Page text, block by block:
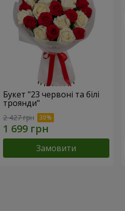
Букет "23 червоні та білі
троянди"
2 427 грн
Замовити